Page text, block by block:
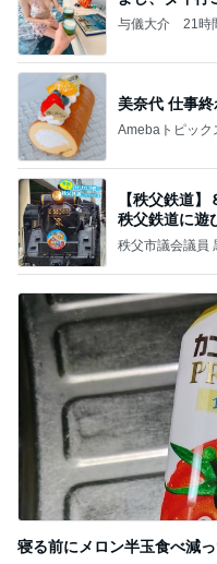
与儀大介 21時
美奈代 仕事
Amebaトピック
【秩父鉄道
秩父鉄道に遊
秩父市議会議員
寝る前にメロン半玉食べ減